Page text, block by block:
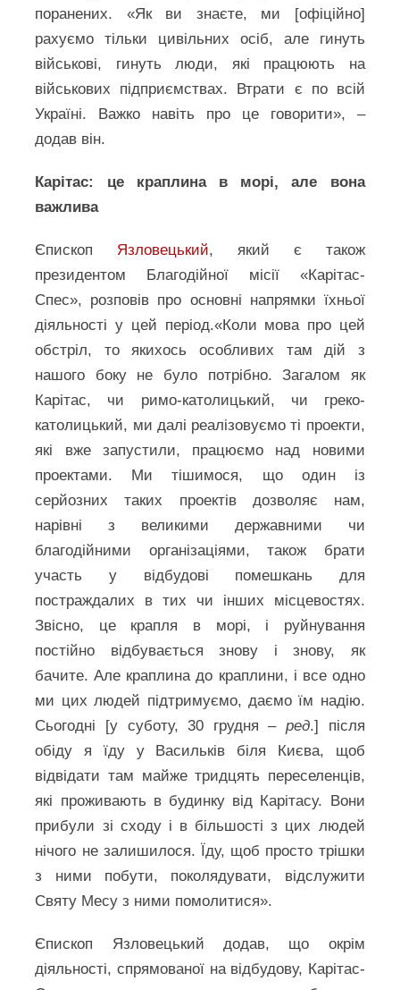
поранених. «Як ви знаєте, ми [офіційно]
рахуємо тільки цивільних осіб, але гинуть
військові, гинуть люди, які працюють на
військових підприємствах. Втрати є по всій
Україні. Важко навіть про це говорити», –
додав він.
Карітас: це краплина в морі, але вона
важлива
Єпископ Язловецький, який є також
президентом Благодійної місії «Карітас-
Спес», розповів про основні напрямки їхньої
діяльності у цей період.«Коли мова про цей
обстріл, то якихось особливих там дій з
нашого боку не було потрібно. Загалом як
Карітас, чи римо-католицький, чи греко-
католицький, ми далі реалізовуємо ті проекти,
які вже запустили, працюємо над новими
проектами. Ми тішимося, що один із
серйозних таких проектів дозволяє нам,
нарівні з великими державними чи
благодійними організаціями, також брати
участь у відбудові помешкань для
постраждалих в тих чи інших місцевостях.
Звісно, це крапля в морі, і руйнування
постійно відбувається знову і знову, як
бачите. Але краплина до краплини, і все одно
ми цих людей підтримуємо, даємо їм надію.
Сьогодні [у суботу, 30 грудня – ред.] після
обіду я їду у Васильків біля Києва, щоб
відвідати там майже тридцять переселенців,
які проживають в будинку від Карітасу. Вони
прибули зі сходу і в більшості з цих людей
нічого не залишилося. Їду, щоб просто трішки
з ними побути, поколядувати, відслужити
Святу Месу з ними помолитися».
Єпископ Язловецький додав, що окрім
діяльності, спрямованої на відбудову, Карітас-